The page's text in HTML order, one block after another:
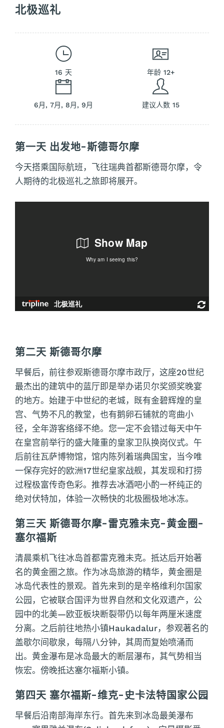
北极巡礼
16 天 年龄 12+
6月, 7月, 8月, 9月 建议人数 15
第一天 出发地-斯德哥尔摩
今天搭乘国际航班，飞往瑞典首都斯德哥尔摩，令
人期待的北极巡礼之旅即将展开。
第二天 斯德哥尔摩
早餐后，前往参观斯德哥尔摩市政厅，这座20世纪
最杰出的建筑中的蓝厅即是举办诺贝尔奖颁奖晚宴
的地方。始建于中世纪的老城，既有金碧辉煌的皇
宫、气势不凡的教堂，也有鹅卵石铺就的弯曲小
径，全年游客络绎不绝。您一定不会错过每天中午
在皇宫前举行的盛大隆重的皇家卫队换岗仪式。午
后前往瓦萨博物馆，馆内陈列着瑞典国宝，当今唯
一保存完好的欧洲17世纪皇家战舰，其发现和打捞
过程极富传奇色彩。推荐去冰酒吧小酌一杯纯正的
绝对伏特加，体验一次畅快的北极圈极地冰冻。
第三天 斯德哥尔摩-雷克雅未克-黄金圈-
塞尔福斯
清晨乘机飞往冰岛首都雷克雅未克。抵达后开始著
名的黄金圈之旅。作为冰岛旅游的精华，黄金圈是
冰岛代表性的景观。首先来到的是辛格维利尔国家
公园，它被联合国评为世界自然和文化双遗产，公
园中的北美—欧亚板块断裂带仍以每年两厘米速度
分离。之后前往地热小镇Haukadalur，参观著名的
盖歇尔间歇泉，每隔八分钟，其周而复始喷涌而
出。黄金瀑布是冰岛最大的断层瀑布，其气势相当
恢宏。傍晚抵达塞尔福斯小镇。
第四天 塞尔福斯-维克-史卡法特国家公园
早餐后沿南部海岸东行。首先来到冰岛最美瀑布